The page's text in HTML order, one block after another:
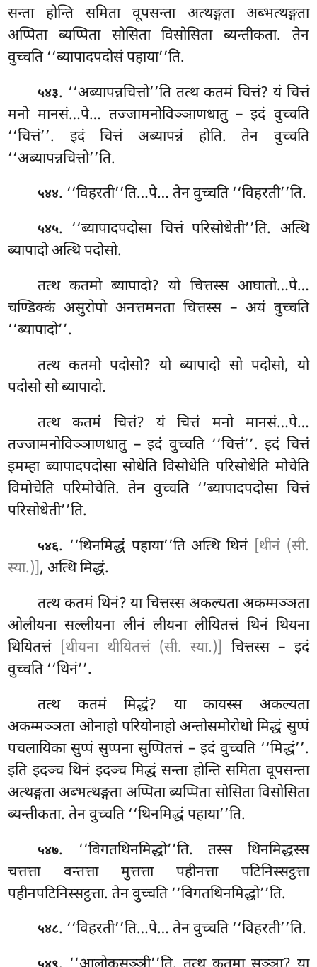
सन्ता होन्ति समिता वूपसन्ता अत्थङ्गता अब्भत्थङ्गता
अप्पिता ब्यप्पिता सोसिता विसोसिता ब्यन्तीकता. तेन
वुच्चति ‘‘ब्यापादपदोसं पहाया’’ति.
५४३. ‘‘अब्यापन्नचित्तो’’ति तत्थ कतमं चित्तं? यं चित्तं
मनो मानसं…पे… तज्जामनोविञ्ञाणधातु – इदं वुच्चति
‘‘चित्तं’’. इदं चित्तं अब्यापन्नं होति. तेन वुच्चति
‘‘अब्यापन्नचित्तो’’ति.
५४४. ‘‘विहरती’’ति…पे… तेन वुच्चति ‘‘विहरती’’ति.
५४५. ‘‘ब्यापादपदोसा चित्तं परिसोधेती’’ति. अत्थि
ब्यापादो अत्थि पदोसो.
तत्थ कतमो ब्यापादो? यो चित्तस्स आघातो…पे…
चण्डिक्कं असुरोपो अनत्तमनता चित्तस्स – अयं वुच्चति
‘‘ब्यापादो’’.
तत्थ कतमो पदोसो? यो ब्यापादो सो पदोसो, यो
पदोसो सो ब्यापादो.
तत्थकतमं चित्तं? यं चित्तं मनो मानसं…पे…
तज्जामनोविञ्ञाणधातु – इदं वुच्चति ‘‘चित्तं’’. इदं चित्तं
इमम्हा ब्यापादपदोसा सोधेति विसोधेति परिसोधेति मोचेति
विमोचेति परिमोचेति. तेन वुच्चति ‘‘ब्यापादपदोसा चित्तं
परिसोधेती’’ति.
५४६. ‘‘थिनमिद्धं पहाया’’ति अत्थि थिनं [थीनं (सी.
स्या.)], अत्थि मिद्धं.
तत्थ कतमं थिनं? या चित्तस्स अकल्यता अकम्मञ्ञता
ओलीयना सल्लीयना लीनं लीयना लीयितत्तं थिनं थियना
थियितत्तं [थीयना थीयितत्तं (सी. स्या.)] चित्तस्स – इदं
वुच्चति ‘‘थिनं’’.
तत्थ कतमं मिद्धं? याकायस्स अकल्यता
अकम्मञ्ञता ओनाहो परियोनाहो अन्तोसमोरोधो मिद्धं सुप्पं
पचलायिका सुप्पं सुप्पना सुप्पितत्तं – इदं वुच्चति ‘‘मिद्धं’’.
इति इदञ्च थिनं इदञ्च मिद्धं सन्ता होन्ति समिता वूपसन्ता
अत्थङ्गता अब्भत्थङ्गता अप्पिता ब्यप्पिता सोसिता विसोसिता
ब्यन्तीकता. तेन वुच्चति ‘‘थिनमिद्धं पहाया’’ति.
५४७. ‘‘विगतथिनमिद्धो’’ति. तस्स थिनमिद्धस्स
चत्तत्ता वन्तत्ता मुत्तत्ता पहीनत्ता पटिनिस्सट्ठत्ता
पहीनपटिनिस्सट्ठत्ता. तेन वुच्चति ‘‘विगतथिनमिद्धो’’ति.
५४८. ‘‘विहरती’’ति…पे… तेन वुच्चति ‘‘विहरती’’ति.